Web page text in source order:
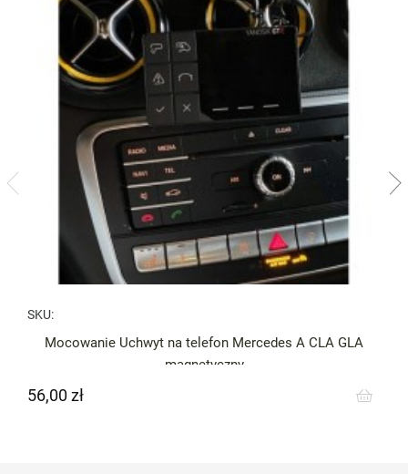
SKU:
Mocowanie Uchwyt na telefon Mercedes A CLA GLA
magnetyczny
Cena
56,00 zł